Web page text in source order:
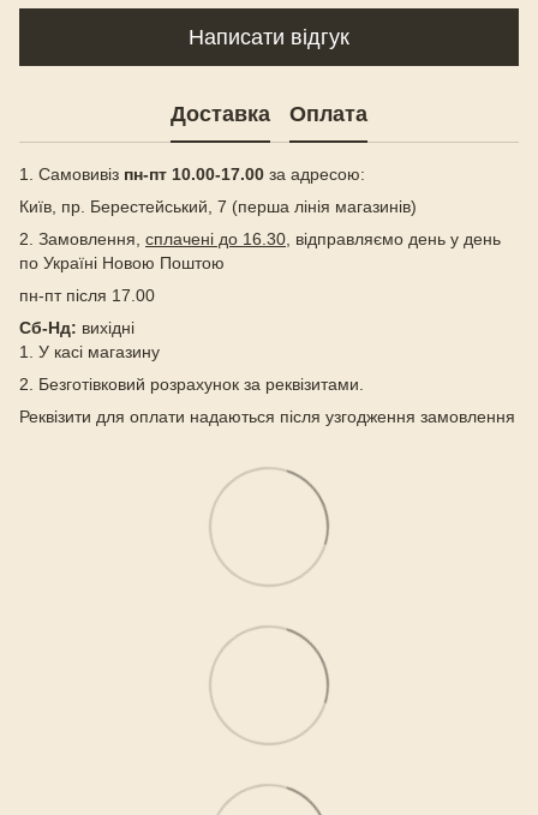
Написати відгук
Доставка Оплата
1. Самовивіз пн-пт 10.00-17.00 за адресою:
Київ, пр. Берестейський, 7 (перша лінія магазинів)
2. Замовлення, сплачені до 16.30, відправляємо день у день
по Україні Новою Поштою
пн-пт після 17.00
Сб-Нд: вихідні
1. У касі магазину
2. Безготівковий розрахунок за реквізитами.
Реквізити для оплати надаються після узгодження замовлення